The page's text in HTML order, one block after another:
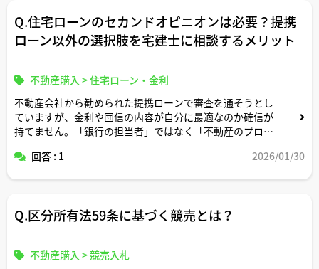
教えてください！
Q.住宅ローンのセカンドオピニオンは必要？提携
ローン以外の選択肢を宅建士に相談するメリット
不動産購入 >住宅ローン・金利
不動産会社から勧められた提携ローンで審査を通そうとし
ていますが、金利や団信の内容が自分に最適なのか確信が
持てません。「銀行の担当者」ではなく「不動産のプロ」
リスクを見つけてもらうことはできますか？
功事例などがあれば教えてください。
回答 : 1 2026/01/30
Q.区分所有法59条に基づく競売とは？
不動産購入 >競売入札